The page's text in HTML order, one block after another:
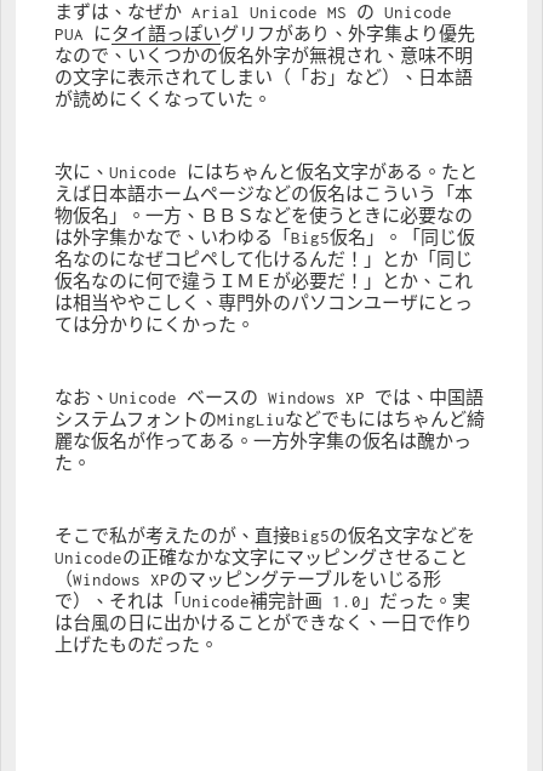
まずは、なぜか Arial Unicode MS の Unicode
PUA にタイ語っぽいグリフがあり、外字集より優先
なので、いくつかの仮名外字が無視され、意味不明
の文字に表示されてしまい（「お」など）、日本語
が読めにくくなっていた。
次に、Unicode にはちゃんと仮名文字がある。たと
えば日本語ホームページなどの仮名はこういう「本
物仮名」。一方、ＢＢＳなどを使うときに必要なの
は外字集かなで、いわゆる「Big5仮名」。「同じ仮
名なのになぜコピペして化けるんだ！」とか「同じ
仮名なのに何で違うＩＭＥが必要だ！」とか、これ
は相当ややこしく、専門外のパソコンユーザにとっ
ては分かりにくかった。
なお、Unicode ベースの Windows XP では、中国語
システムフォントのMingLiuなどでもにはちゃんど綺
麗な仮名が作ってある。一方外字集の仮名は醜かっ
た。
そこで私が考えたのが、直接Big5の仮名文字などを
Unicodeの正確なかな文字にマッピングさせること
（Windows XPのマッピングテーブルをいじる形
で）、それは「Unicode補完計画 1.0」だった。実
は台風の日に出かけることができなく、一日で作り
上げたものだった。